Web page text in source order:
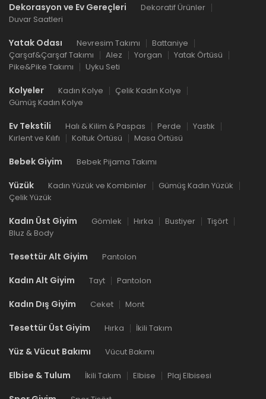
Dekorasyon ve Ev Gereçleri
Dekoratif Ürünler
Duvar Saatleri
Yatak Odası Nevresim Takımı
Battaniye
Çarşaf&Çarşaf Takımı
Alez Yorgan
Yatak Örtüsü
Pike&Pike Takımı
Uyku Seti
Kolyeler Kadın Kolye
Çelik Kadın Kolye
Gümüş Kadın Kolye
Ev Tekstili Halı & Kilim & Paspas Perde
Yastık
Kırlent ve Kılıfı
Koltuk Örtüsü Masa Örtüsü
Bebek Giyim Bebek Pijama Takımı
Yüzük Kadın Yüzük ve Kombinler
Gümüş Kadın Yüzük
Çelik Yüzük
Kadın Üst Giyim Gömlek Hırka Bustiyer
Tişört
Bluz & Body
Tesettür Alt Giyim Pantolon
Kadın Alt Giyim Tayt Pantolon
Kadın Dış Giyim Ceket Mont
Tesettür Üst Giyim Hırka İkili Takım
Yüz & Vücut Bakımı Vücut Bakımı
Elbise & Tulum İkili Takım Elbise Plaj Elbisesi